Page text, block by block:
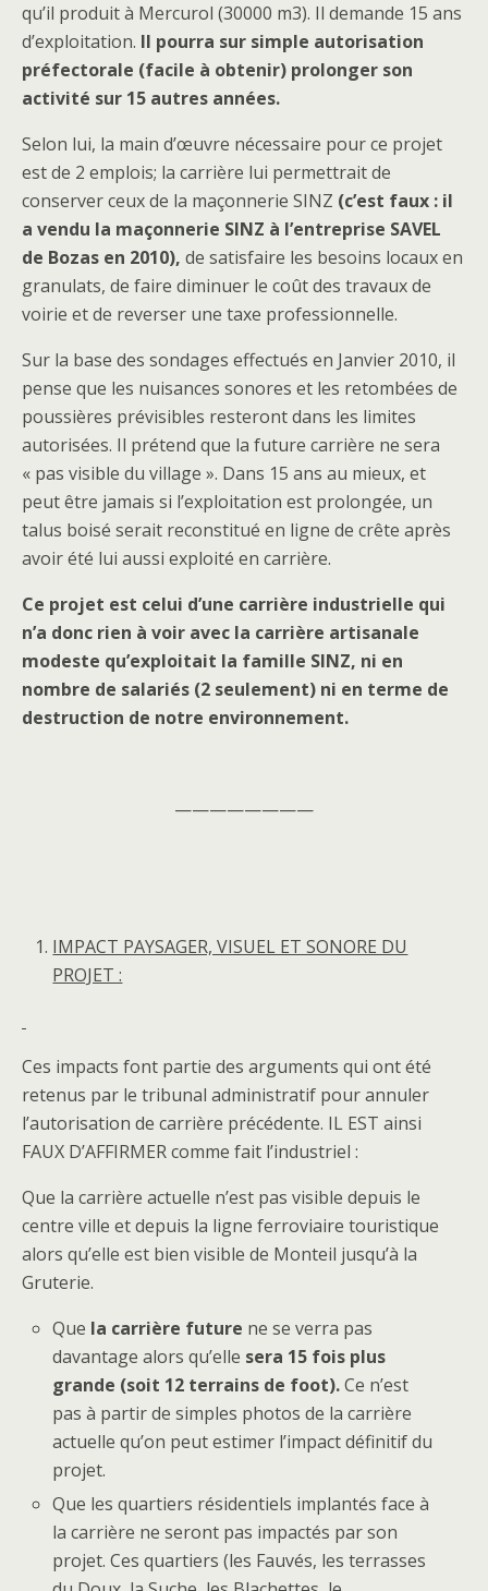
qu’il produit à Mercurol (30000 m3). Il demande 15 ans
d’exploitation. Il pourra sur simple autorisation
préfectorale (facile à obtenir) prolonger son
activité sur 15 autres années.
Selon lui, la main d’œuvre nécessaire pour ce projet
est de 2 emplois; la carrière lui permettrait de
conserver ceux de la maçonnerie SINZ (c’est faux : il
a vendu la maçonnerie SINZ à l’entreprise SAVEL
de Bozas en 2010), de satisfaire les besoins locaux en
granulats, de faire diminuer le coût des travaux de
voirie et de reverser une taxe professionnelle.
Sur la base des sondages effectués en Janvier 2010, il
pense que les nuisances sonores et les retombées de
poussières prévisibles resteront dans les limites
autorisées. Il prétend que la future carrière ne sera
« pas visible du village ». Dans 15 ans au mieux, et
peut être jamais si l’exploitation est prolongée, un
talus boisé serait reconstitué en ligne de crête après
avoir été lui aussi exploité en carrière.
Ce projet est celui d’une carrière industrielle qui
n’a donc rien à voir avec la carrière artisanale
modeste qu’exploitait la famille SINZ, ni en
nombre de salariés (2 seulement) ni en terme de
destruction de notre environnement.
————————
IMPACT PAYSAGER, VISUEL ET SONORE DU
PROJET :
Ces impacts font partie des arguments qui ont été
retenus par le tribunal administratif pour annuler
l’autorisation de carrière précédente. IL EST ainsi
FAUX D’AFFIRMER comme fait l’industriel :
Que la carrière actuelle n’est pas visible depuis le
centre ville et depuis la ligne ferroviaire touristique
alors qu’elle est bien visible de Monteil jusqu’à la
Gruterie.
Que la carrière future ne se verra pas
davantage alors qu’elle sera 15 fois plus
grande (soit 12 terrains de foot).Ce n’est
pas à partir de simples photos de la carrière
actuelle qu’on peut estimer l’impact définitif du
projet.
Que les quartiers résidentiels implantés face à
la carrière ne seront pas impactés par son
projet. Ces quartiers (les Fauvés, les terrasses